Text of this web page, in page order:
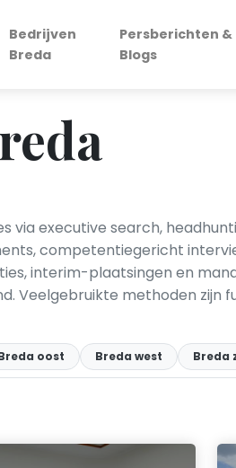
Bedrijven
Breda
Persberichten &
Blogs
via executive search,
competentiegericht
interim-plaatsingen en
Veelgebruikte methoden zijn
oost Breda west Breda